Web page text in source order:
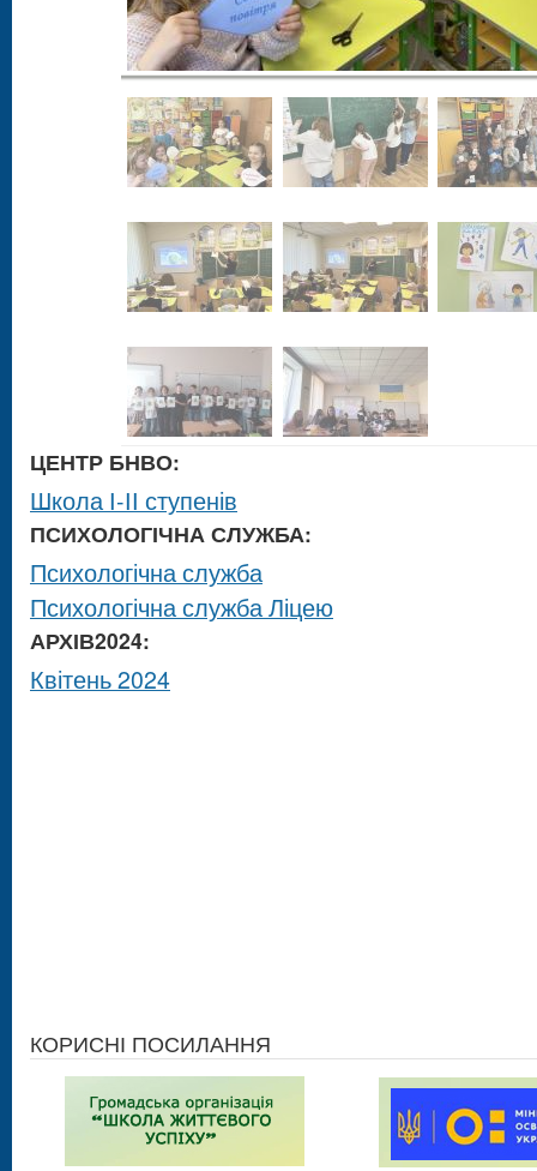
ЦЕНТР БНВО:
Школа І-ІІ ступенів
ПСИХОЛОГІЧНА СЛУЖБА:
Психологічна служба
Психологічна служба Ліцею
АРХІВ2024:
Квітень 2024
КОРИСНІ ПОСИЛАННЯ